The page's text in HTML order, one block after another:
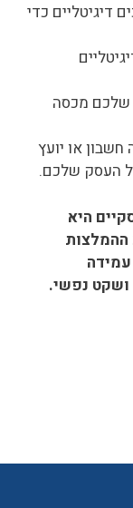
דיגיטליים כדי
שלכם מכסה
חשבון או יועץ
העסק שלכם.
היא
ההמלצות
נפשי.